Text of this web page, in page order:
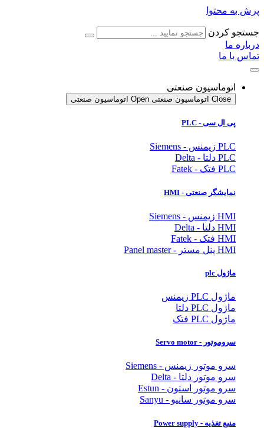
پرش به محتوا
جستجو کردن
درباره ما
تماس با ما
اتوماسیون صنعتی
Close اتوماسیون صنعتی Open اتوماسیون صنعتی
پی ال سی - PLC
PLC زیمنس - Siemens
PLC دلتا - Delta
PLC فتک - Fatek
نمایشگر صنعتی - HMI
HMI زیمنس - Siemens
HMI دلتا - Delta
HMI فتک - Fatek
HMI پنل مستر - Panel master
ماژول plc
ماژول PLC زیمنس
ماژول PLC دلتا
ماژول PLC فتک
سروموتور - Servo motor
سرو موتور زیمنس - Siemens
سرو موتور دلتا - Delta
سرو موتور استون - Estun
سرو موتور سانیو - Sanyu
منبع تغذیه - Power supply